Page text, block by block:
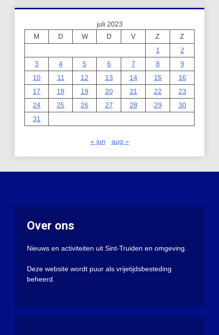
juli 2023
M
D W D V Z
Z
1
2
3
4 5 6 7 8
9
10
11 12 13 14 15
16
17
18 19 20 21 22
23
24
25 26 27 28 29
30
31
« jun aug »
Over ons
Nieuws en activiteiten uit Sint-Truiden en omgeving.
Deze website wordt puur als vrijetijdsbesteding
beheerd.